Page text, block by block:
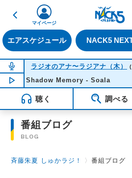
戻る
エアスケジュール NACK5
マイページ
NOW ON AIR
ラジオのアナ〜ラジアナ（木）
NOW PLAYING04:22
Shadow Memory - Soala
聴く 調べる
番組ブログ
BLOG
斉藤朱夏 しゅかラジ！ 〉番組ブログ